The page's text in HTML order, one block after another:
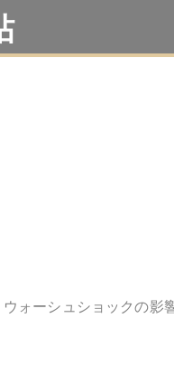
ォーシュショックの影